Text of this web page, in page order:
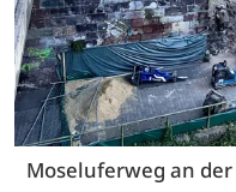
Moseluferweg an